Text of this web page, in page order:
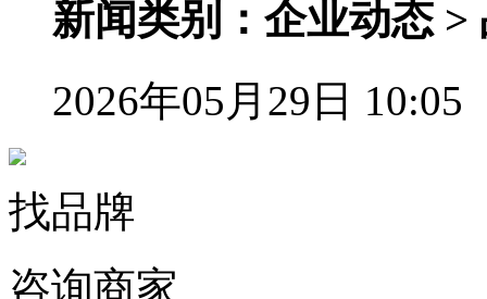
新闻类别：企业动态 >
2026年05月29日 10:05
找品牌
咨询商家